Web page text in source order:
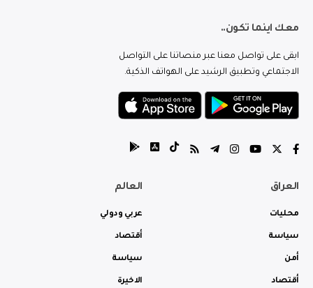
معك اينما تكون..
ابقى على تواصل معنا عبر منصاتنا على التواصل
الاجتماعي وتطبيق الرشيد على الهواتف الذكية.
العراق
محليات
سياسة
أمن
أقتصاد
العالم
عربي ودولي
أقتصاد
سياسة
الاخيرة